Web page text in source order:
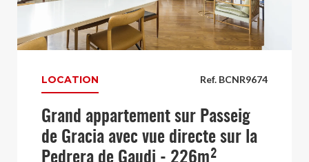
Ref. BCNR9674
LOCATION
Grand appartement sur Passeig
de Gracia avec vue directe sur la
Pedrera de Gaudi - 226m²